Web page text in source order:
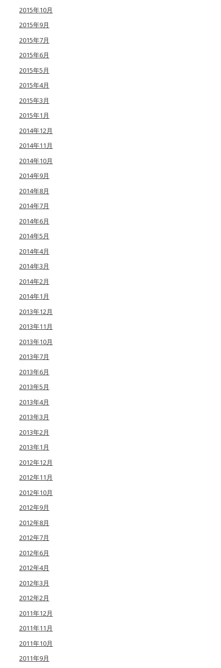
2015年10月
2015年9月
2015年7月
2015年6月
2015年5月
2015年4月
2015年3月
2015年1月
2014年12月
2014年11月
2014年10月
2014年9月
2014年8月
2014年7月
2014年6月
2014年5月
2014年4月
2014年3月
2014年2月
2014年1月
2013年12月
2013年11月
2013年10月
2013年7月
2013年6月
2013年5月
2013年4月
2013年3月
2013年2月
2013年1月
2012年12月
2012年11月
2012年10月
2012年9月
2012年8月
2012年7月
2012年6月
2012年4月
2012年3月
2012年2月
2011年12月
2011年11月
2011年10月
2011年9月